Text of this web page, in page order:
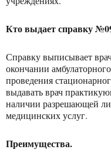
Кто выдает справку
Справку выписывает
окончании
проведения
выдавать врач
наличии разрешающей
медицинских услуг.
Преимущества.